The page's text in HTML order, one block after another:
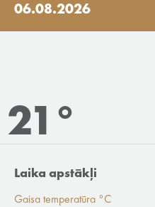
06.08.2026
21°
Laika apstākļi
Gaisa temperatūra °C